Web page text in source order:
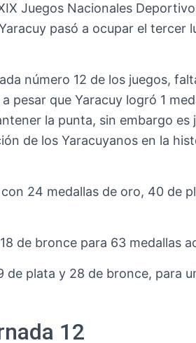
Juegos Nacionales
pasó a ocupar el tercer
número 12 de los juegos,
pesar que Yaracuy logró 1
la punta, sin embargo es
de los Yaracuyanos en la
24 medallas de oro, 40 de
de bronce para 63 medallas
de plata y 28 de bronce, para
12